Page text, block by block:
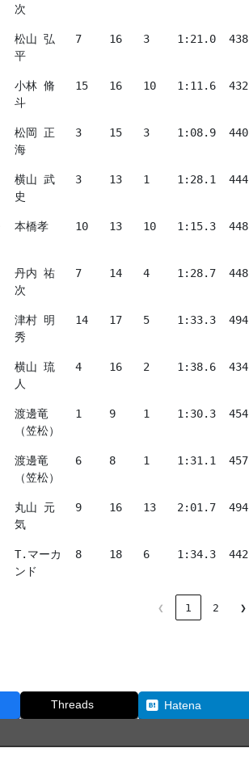
次
松山 弘
平
7 16 3 1:21.0 438
小林 脩
斗
15 16 10 1:11.6 432
松岡 正
海
3 15 3 1:08.9 440
横山 武
史
3 13 1 1:28.1 444
本橋孝 10 13 10 1:15.3 448
丹内 祐
次
7 14 4 1:28.7 448
津村 明
秀
14 17 5 1:33.3 494
横山 琉
人
4 16 2 1:38.6 434
渡邊竜
（笠松）
1 9 1 1:30.3 454
渡邊竜
（笠松）
6 8 1 1:31.1 457
丸山 元
気
9 16 13 2:01.7 494
T.マーカ
ンド
8 18 6 1:34.3 442
❮ 1 2 ❯
Threads Hatena